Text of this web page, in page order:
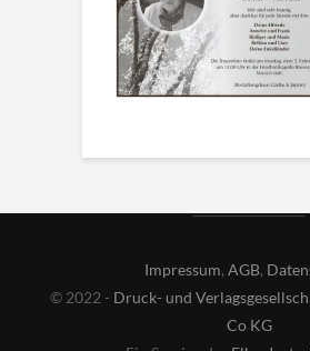
Impressum, AGB,
© 2022 - Druck- und
Co KG